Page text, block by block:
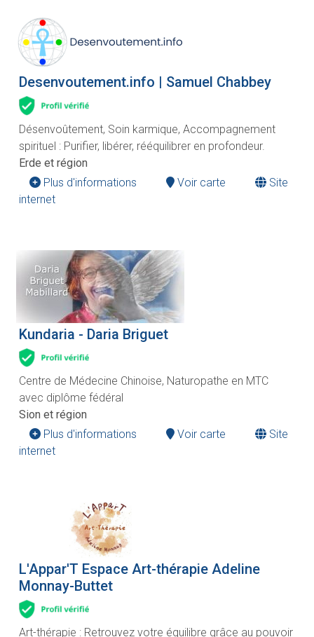
Desenvoutement.info | Samuel Chabbey
Désenvoûtement, Soin karmique, Accompagnement
spirituel : Purifier, libérer, rééquilibrer en profondeur.
Erde et région
Plus d'informations
Voir carte
Site
internet
Kundaria - Daria Briguet
Centre de Médecine Chinoise, Naturopathe en MTC
avec diplôme fédéral
Sion et région
Plus d'informations
Voir carte
Site
internet
L'Appar'T Espace Art-thérapie Adeline
Monnay-Buttet
Art-thérapie : Retrouvez votre équilibre grâce au pouvoir